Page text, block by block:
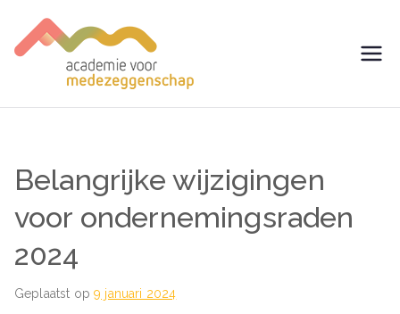
naar
de
voor
Medezegg
Belangrijke wijzigingen
voor ondernemingsraden
2024
Geplaatst op9 januari 2024